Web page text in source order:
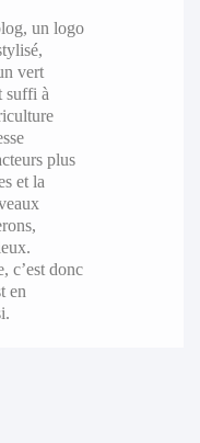
un logo
vert
suffi à
plus
et la
c’est donc
en